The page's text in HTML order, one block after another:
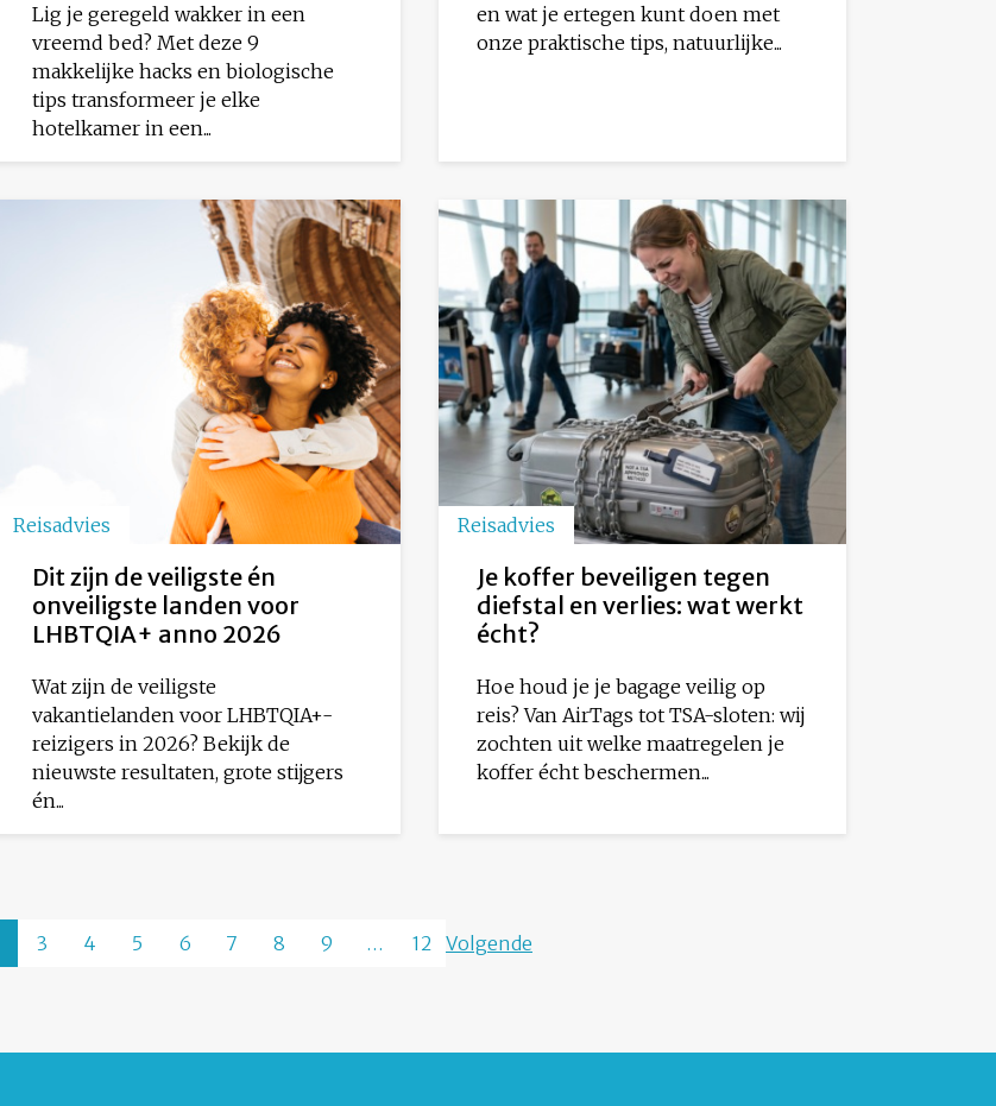
Lig je geregeld wakker in een
vreemd bed? Met deze 9
makkelijke hacks en biologische
tips transformeer je elke
hotelkamer in een...
en wat je ertegen kunt doen met
onze praktische tips, natuurlijke...
Reisadvies
Dit zijn de veiligste én
onveiligste landen voor
LHBTQIA+ anno 2026
Wat zijn de veiligste
vakantielanden voor LHBTQIA+-
reizigers in 2026? Bekijk de
nieuwste resultaten, grote stijgers
én...
Reisadvies
Je koffer beveiligen tegen
diefstal en verlies: wat werkt
écht?
Hoe houd je je bagage veilig op
reis? Van AirTags tot TSA-sloten: wij
zochten uit welke maatregelen je
koffer écht beschermen...
3 4 5 6 7 8 9 … 12 Volgende